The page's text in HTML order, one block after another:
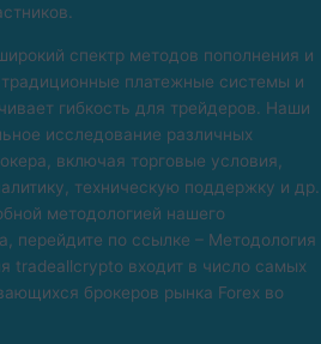
спектр методов пополнения и
платежные системы и
гибкость для трейдеров. Наши
исследование различных
включая торговые условия,
техническую поддержку и др.
методологией нашего
перейдите по ссылке – Методология
tradeallcrypto входит в число самых
брокеров рынка Forex во